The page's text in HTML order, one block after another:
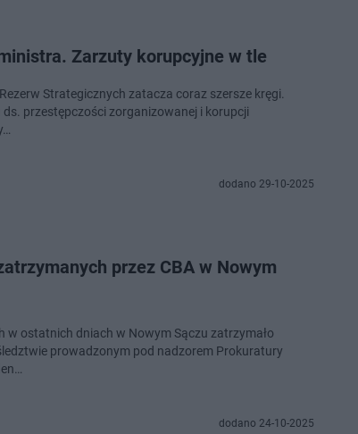
Zarzuty korupcyjne w tle
Strategicznych zatacza coraz szersze kręgi.
przestępczości zorganizowanej i korupcji
dodano 29-10-2025
przez CBA w Nowym
w ostatnich dniach w Nowym Sączu zatrzymało
prowadzonym pod nadzorem Prokuratury
dodano 24-10-2025